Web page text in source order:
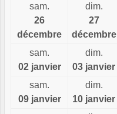
sam.
26
décembre
dim.
27
décembre
sam.
02 janvier
dim.
03 janvier
sam.
09 janvier
dim.
10 janvier